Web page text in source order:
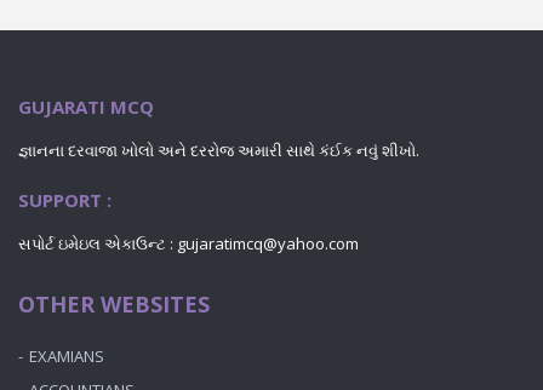
GUJARATI MCQ
જ્ઞાનના દરવાજા ખોલો અને દરરોજ અમારી સાથે કંઈક નવું શીખો.
SUPPORT :
સપોર્ટ ઇમેઇલ એકાઉન્ટ : gujaratimcq@yahoo.com
OTHER WEBSITES
EXAMIANS